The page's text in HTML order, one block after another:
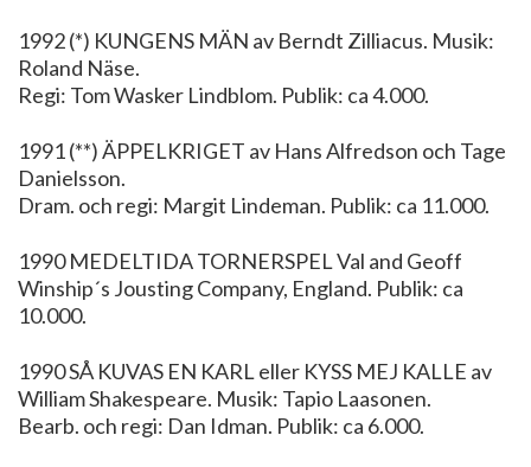
1992 (*) KUNGENS MÄN av Berndt Zilliacus. Musik:
Roland Näse.
Regi: Tom Wasker Lindblom. Publik: ca 4.000.
1991 (**) ÄPPELKRIGET av Hans Alfredson och Tage
Danielsson.
Dram. och regi: Margit Lindeman. Publik: ca 11.000.
1990 MEDELTIDA TORNERSPEL Val and Geoff
Winship´s Jousting Company, England. Publik: ca
10.000.
1990 SÅ KUVAS EN KARL eller KYSS MEJ KALLE av
William Shakespeare. Musik: Tapio Laasonen.
Bearb. och regi: Dan Idman. Publik: ca 6.000.